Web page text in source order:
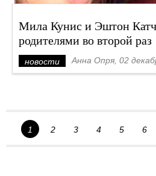
Мила Кунис и Эштон
родителями во второй раз
новости Анна Опря, 02
1 2 3 4 5 6